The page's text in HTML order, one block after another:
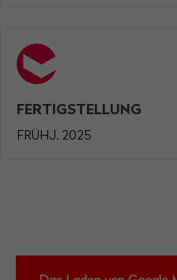
FERTIGSTELLUNG
FRÜHJ. 2025